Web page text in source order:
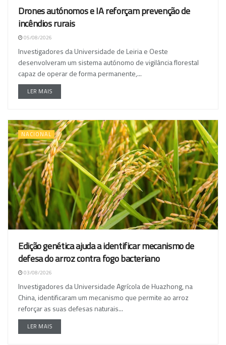
Drones autónomos e IA reforçam prevenção de
incêndios rurais
05/08/2026
Investigadores da Universidade de Leiria e Oeste
desenvolveram um sistema autónomo de vigilância florestal
capaz de operar de forma permanente,...
LER MAIS
NACIONAL
Edição genética ajuda a identificar mecanismo de
defesa do arroz contra fogo bacteriano
03/08/2026
Investigadores da Universidade Agrícola de Huazhong, na
China, identificaram um mecanismo que permite ao arroz
reforçar as suas defesas naturais...
LER MAIS